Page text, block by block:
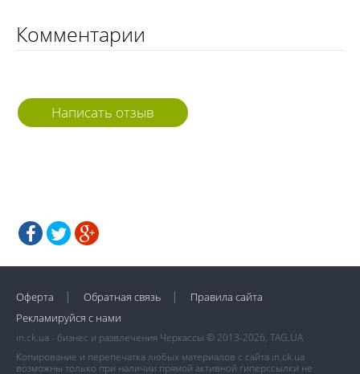
Комментарии
Написать отзыв
Оферта Обратная связь
Правила сайта
Рекламируйся с нами
in.ck.ua - бизнес и развлечения Черкассы © 2013-2026, TAG.UA
Копирование и перепечатка любых материалов с сайта in.ck.ua
возможны только при наличии прямой активной гиперссылки не